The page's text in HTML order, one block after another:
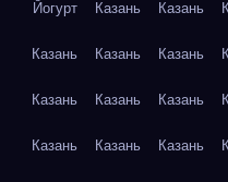
Йогурт Казань Казань
Казань Казань Казань
Казань Казань Казань
Казань Казань Казань